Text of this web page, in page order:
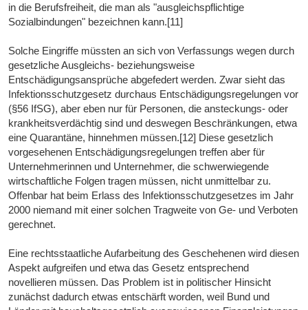
in die Berufsfreiheit, die man als "ausgleichspflichtige
Sozialbindungen" bezeichnen kann.[11]
Solche Eingriffe müssten an sich von Verfassungs wegen durch
gesetzliche Ausgleichs- beziehungsweise
Entschädigungsansprüche abgefedert werden. Zwar sieht das
Infektionsschutzgesetz durchaus Entschädigungsregelungen vor
(§56 IfSG), aber eben nur für Personen, die ansteckungs- oder
krankheitsverdächtig sind und deswegen Beschränkungen, etwa
eine Quarantäne, hinnehmen müssen.[12] Diese gesetzlich
vorgesehenen Entschädigungsregelungen treffen aber für
Unternehmerinnen und Unternehmer, die schwerwiegende
wirtschaftliche Folgen tragen müssen, nicht unmittelbar zu.
Offenbar hat beim Erlass des Infektionsschutzgesetzes im Jahr
2000 niemand mit einer solchen Tragweite von Ge- und Verboten
gerechnet.
Eine rechtsstaatliche Aufarbeitung des Geschehenen wird diesen
Aspekt aufgreifen und etwa das Gesetz entsprechend
novellieren müssen. Das Problem ist in politischer Hinsicht
zunächst dadurch etwas entschärft worden, weil Bund und